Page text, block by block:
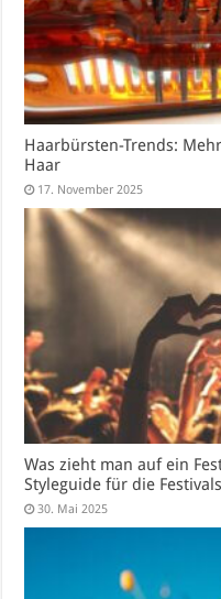
Haarbürsten-Trends:
Haar
17. November 2025
Was zieht man auf ein
Styleguide für die
30. Mai 2025